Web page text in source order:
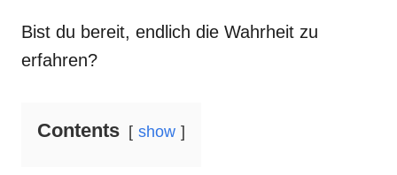
Bist du bereit, endlich die Wahrheit zu
erfahren?
Contents show